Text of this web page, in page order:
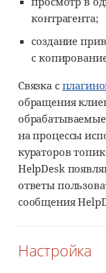
контрагента;
создание
с
Связка с
обращения
на процессы
кураторов
HelpDesk
ответы
сообщения
Настройка